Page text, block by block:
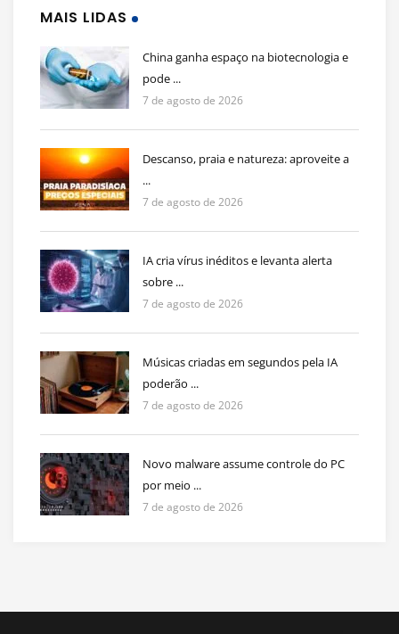
MAIS LIDAS
China ganha espaço na biotecnologia e
pode ...
7 de agosto de 2026
Descanso, praia e natureza: aproveite a
...
7 de agosto de 2026
IA cria vírus inéditos e levanta alerta
sobre ...
7 de agosto de 2026
Músicas criadas em segundos pela IA
poderão ...
7 de agosto de 2026
Novo malware assume controle do PC
por meio ...
7 de agosto de 2026